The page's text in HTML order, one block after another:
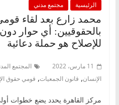
الرئيسية مجتمع مدني
محمد زارع بعد لقاء
بالحقوقيين: أي حوار
للإصلاح هو حملة دعائية
11 مارس، 2022 المجتمع
الإنسان, قانون الجمعيات, قومي حقوق
مركز القاهرة يحدد يضع خطوات